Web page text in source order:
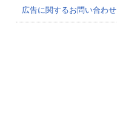
広告に関するお問い合わせ